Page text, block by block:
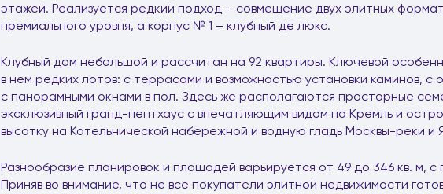
этажей. Реализуется редкий подход – совмещение двух элитных
премиального уровня, а корпус № 1 – клубный де люкс.
Клубный дом небольшой и рассчитан на 92 квартиры. Ключевой
в нем редких лотов: с террасами и возможностью установки каминов, с
с панорамными окнами в пол. Здесь же располагаются просторные
эксклюзивный гранд-пентхаус с впечатляющим видом на Кремль и
высотку на Котельнической набережной и водную гладь Москвы-реки и
Разнообразие планировок и площадей варьируется от 49 до 346 кв. м,
Приняв во внимание, что не все покупатели элитной недвижимости